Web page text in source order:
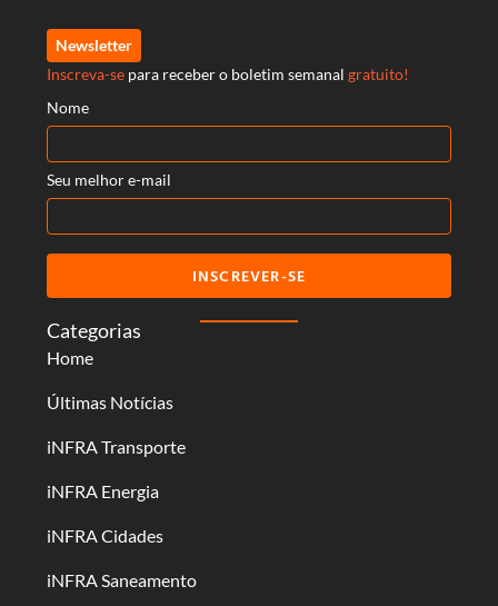
Categorias
Home
Últimas Notícias
iNFRA Transporte
iNFRA Energia
iNFRA Cidades
iNFRA Saneamento
Newsletter
Inscreva-se para receber o boletim semanal gratuito!
Nome
Seu melhor e-mail
INSCREVER-SE